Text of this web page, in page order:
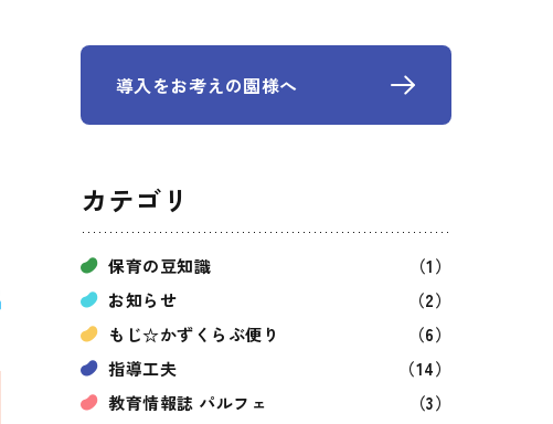
導入をお考えの園様へ
カテゴリ
保育の豆知識
（1）
お知らせ
（2）
もじ☆かずくらぶ便り
（6）
指導工夫
（14）
教育情報誌 パルフェ
（3）